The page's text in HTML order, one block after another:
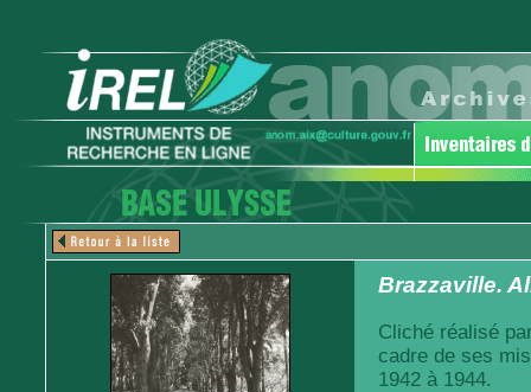
Brazzaville.
Cliché réalisé
cadre de ses
1942 à 1944.